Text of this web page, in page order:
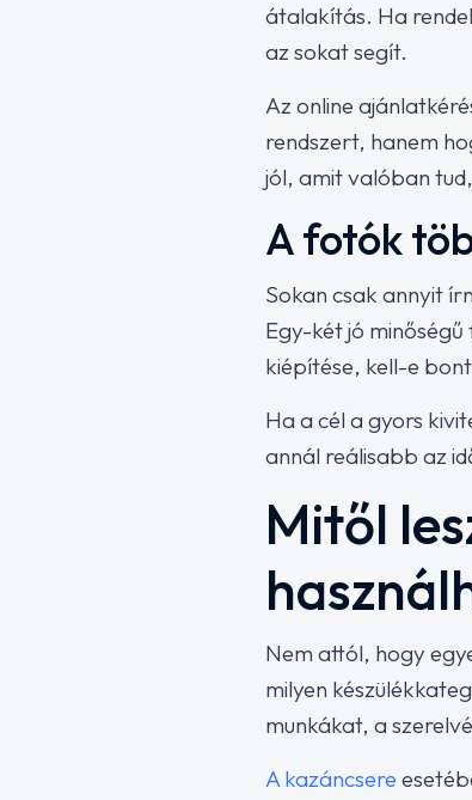
átalakítás. Ha
az sokat segít.
Az online
rendszert, hanem
jól, amit valóban
A fotók
Sokan csak annyit
Egy-két jó
kiépítése, kell-e
Ha a cél a gyors
annál reálisabb az
Mitől
Nem attól, hogy
milyen
munkákat, a
A kazáncsere